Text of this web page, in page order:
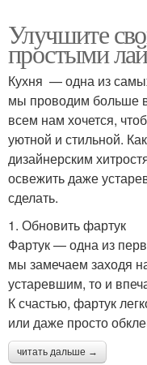
Улучшите
простыми
Кухня — одна из
мы проводим больше
всем нам хочется,
уютной и стильной.
дизайнерским
освежить даже
сделать.
1. Обновить фартук
Фартук — одна из
мы замечаем заходя
устаревшим, то и
К счастью, фартук
или даже просто
читать дальше →